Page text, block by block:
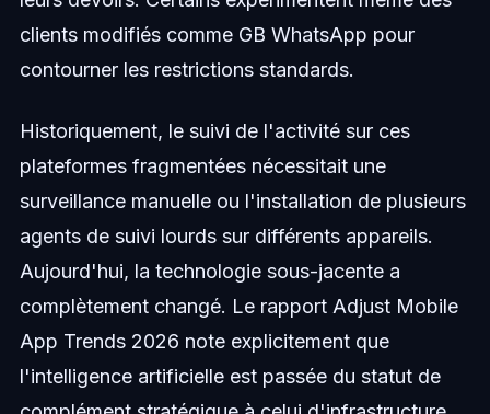
clients modifiés comme GB WhatsApp pour
contourner les restrictions standards.
Historiquement, le suivi de l'activité sur ces
plateformes fragmentées nécessitait une
surveillance manuelle ou l'installation de plusieurs
agents de suivi lourds sur différents appareils.
Aujourd'hui, la technologie sous-jacente a
complètement changé. Le rapport Adjust Mobile
App Trends 2026 note explicitement que
l'intelligence artificielle est passée du statut de